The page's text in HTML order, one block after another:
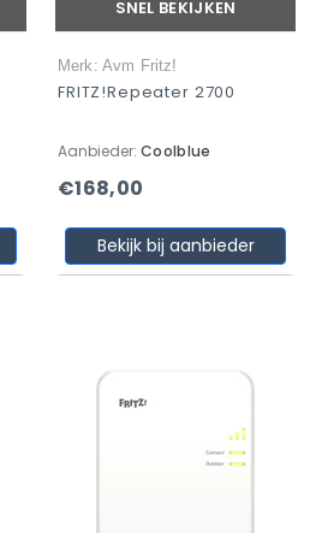
SNEL BEKIJKEN
Merk: Avm Fritz!
FRITZ!Repeater 2700
Aanbieder: Coolblue
€168,00
Bekijk bij aanbieder